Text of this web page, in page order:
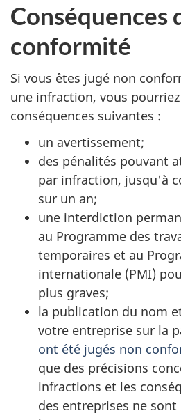
Conséquences
conformité
Si vous êtes jugé non
une infraction, vous
conséquences suivantes :
un avertissement;
des pénalités pouvant
par infraction, jusqu'à
sur un an;
une interdiction
au Programme des
temporaires et au
internationale (PMI)
plus graves;
la publication du nom
votre entreprise sur la
ont été jugés non
que des précisions
infractions et les
des entreprises ne